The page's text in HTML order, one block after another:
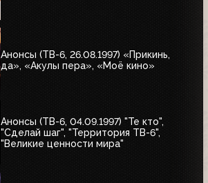
Анонсы (ТВ-6, 26.08.1997) «Прикинь,
да», «Акулы пера», «Моё кино»
Анонсы (ТВ-6, 04.09.1997) "Те кто",
"Сделай шаг", "Территория ТВ-6",
"Великие ценности мира"